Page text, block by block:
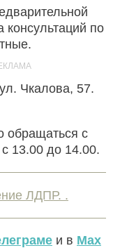
консультаций по
Чкалова, 57.
обращаться с
13.00 до 14.00.
ЛДПР. .
и в Max